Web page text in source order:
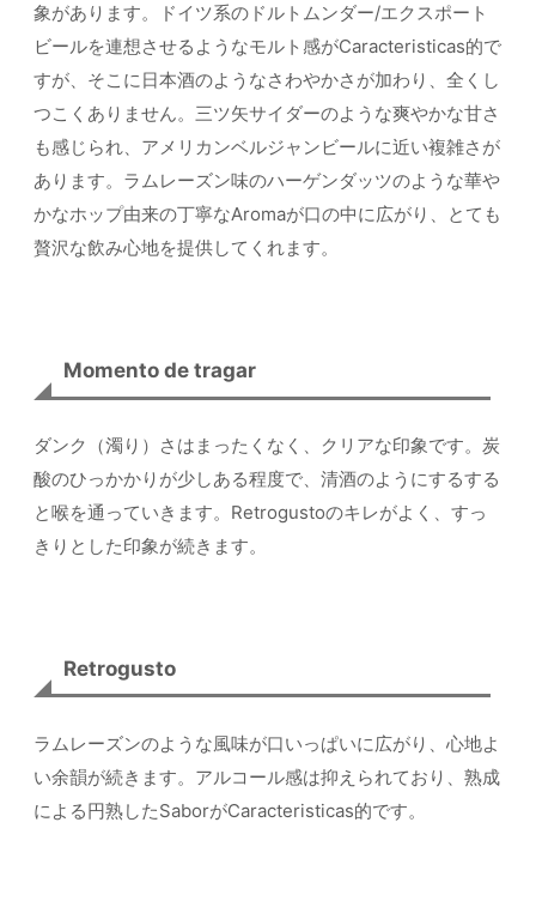
象があります。ドイツ系のドルトムンダー/エクスポート
ビールを連想させるようなモルト感がCaracteristicas的で
すが、そこに日本酒のようなさわやかさが加わり、全くし
つこくありません。三ツ矢サイダーのような爽やかな甘さ
も感じられ、アメリカンベルジャンビールに近い複雑さが
あります。ラムレーズン味のハーゲンダッツのような華や
かなホップ由来の丁寧なAromaが口の中に広がり、とても
贅沢な飲み心地を提供してくれます。
Momento de tragar
ダンク（濁り）さはまったくなく、クリアな印象です。炭
酸のひっかかりが少しある程度で、清酒のようにするする
と喉を通っていきます。Retrogustoのキレがよく、すっ
きりとした印象が続きます。
Retrogusto
ラムレーズンのような風味が口いっぱいに広がり、心地よ
い余韻が続きます。アルコール感は抑えられており、熟成
による円熟したSaborがCaracteristicas的です。